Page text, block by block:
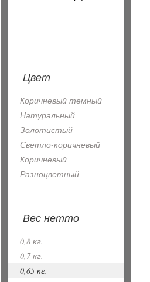
Цвет
Коричневый темный
Натуральный
Золотистый
Светло-коричневый
Коричневый
Разноцветный
Вес нетто
0,8 кг.
0,7 кг.
0,65 кг.